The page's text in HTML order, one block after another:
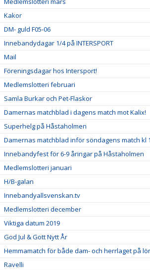
Kakor
DM- guld F05-06
Innebandydagar 1/4 på INTERSPORT
Mail
Föreningsdagar hos Intersport!
Medlemslotteri februari
Samla Burkar och Pet-Flaskor
Damernas matchblad i dagens match mot Kalix!
Superhelg på Håstaholmen
Damernas matchblad inför söndagens match kl
Innebandyfest för 6-9 åringar på Håstaholmen
Medlemslotteri januari
H/B-galan
Innebandyallsvenskan.tv
Medlemslotteri december
Viktiga datum 2019
God Jul & Gott Nytt År
Hemmamatch för både dam- och herrlaget på
Ravelli